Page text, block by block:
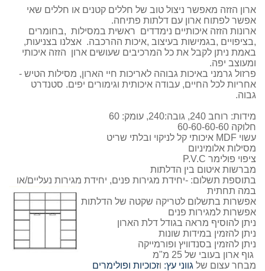
ארון הזזה מאפשר ניצול טוב של חללים קטנים או חללים שאי
אפשר לפתוח ארון עם דלתות פתיחה.
ארונות הזזה איכותיים נימדדים ראשית במסילות ,בחומרים
,בציפויים ,בגמישות בעיצוב ,איכות ההרכבה. אצלנו בצניעות,
באמת ניתן לקבל את כל המרכיבים שעושים ארון הזזה איכותי
ומעוצב יפה.
פרזול גרמני באיכות גבוהה לאריכות חיי הארון, מסילות הטיש -
אחריות לכל החיים, עבודה איכותית וגימורים יפים. סטנדרט
גבוה.
מידות: רוחב 240, גובה:240, עומק: 60
חלוקה 60-60-60-60
עשוי MDF איכותי קל לניקוי ובלתי שריט
מסילות אלומיניום
ציפוי פולימר P.V.C
מברשות איטום בין הדלתות
בתוספת תשלום: -יחידת מגירות פנים, יחידת מגירות נעליים/או
במה תחתית
אפשרות בתשלום לטריקה שקטה של הדלתות
אפשרות למגירות פנים
ניתן להוסיף מראה בגודל דלת הארון
ניתן להזמין במידות שונות
ניתן להזמין בסנדוויץ ופורמייקה
גוף ארון בעובי של 25 מ"מ
מבחר עצום של גווני עץ: וזכוכיות ופולימרים